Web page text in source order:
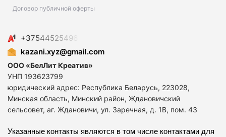
Договор публичной оферты
+3754452549
kazani.xyz@gmail.com
ООО «БелЛит Креатив»
УНП 193623799
юридический адрес: Республика Беларусь, 223028,
Минская область, Минский район, Ждановичский
сельсовет, аг. Ждановичи, ул. Заречная, д. 1В, пом. 43
Указанные контакты являются в том числе контактами для